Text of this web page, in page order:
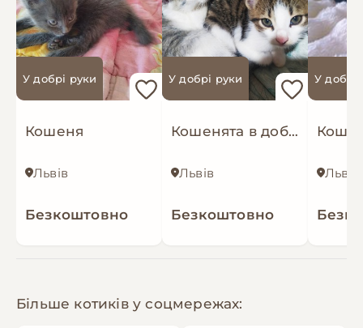
У добрі руки
Кошеня
Львів
Безкоштовно
У добрі руки
Кошенята в добрі руки+подаруночок
Львів
Безкоштовно
У добрі
Львів
Більше котиків у соцмережах: